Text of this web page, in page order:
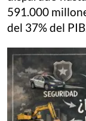
591.000
del 37% del